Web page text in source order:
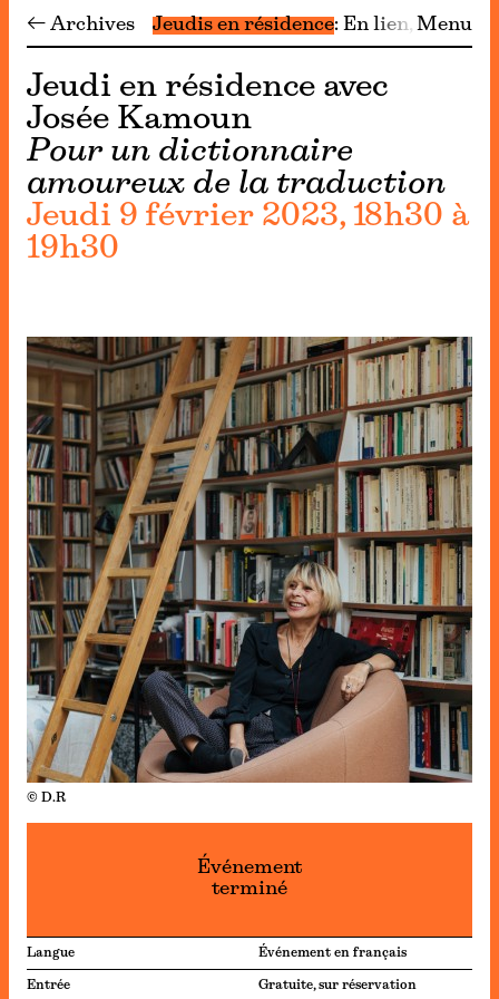
← Archives Jeudis en résidence En lien Menu
Jeudi en résidence avec
Josée Kamoun
Pour un dictionnaire
amoureux de la traduction
Jeudi 9 février 2023, 18h30 à
19h30
© D.R
Événement
terminé
Langue Événement en français
Entrée Gratuite, sur réservation